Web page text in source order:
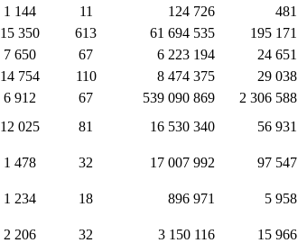
1 144 11 124 726
481
15 350 613 61 694 535
195 171
7 650 67 6 223 194
24 651
14 754 110 8 474 375
29 038
6 912 67 539 090 869
2 306 588
12 025 81 16 530 340 56 931
1 478 32 17 007 992 97 547
1 234 18 896 971 5 958
2 206 32 3 150 116 15 966